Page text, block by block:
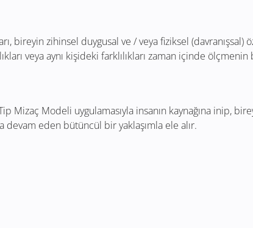
bireyin zihinsel duygusal ve / veya fiziksel (davranışsal)
veya aynı kişideki farklılıkları zaman içinde
Mizaç Modeli uygulamasıyla insanın kaynağına inip,
devam eden bütüncül bir yaklaşımla ele alır.